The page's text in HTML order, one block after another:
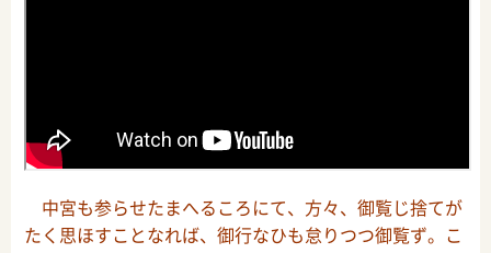
中宮も参らせたまへるころにて、方々、御覧じ捨てが
たく思ほすことなれば、御行なひも怠りつつ御覧ず。こ